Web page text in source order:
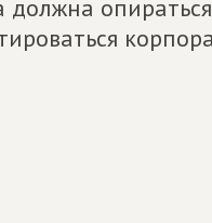
должна